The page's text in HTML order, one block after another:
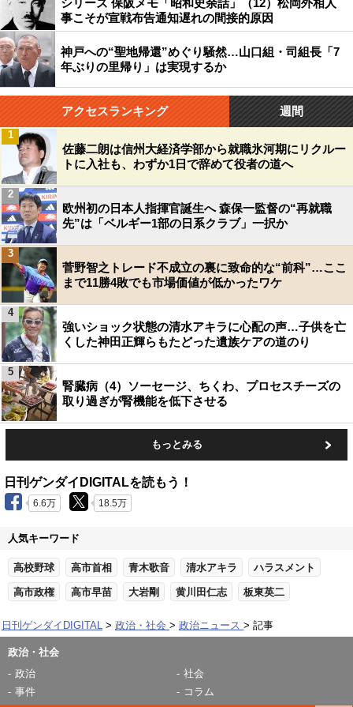
シリーズ 保阪メモ「昭和史余話」（12）松岡外相人
事こそが宣戦布告通知遅れの間接的原因
神戸への“聖地帰還”めぐり騒然…山口組・司組長「7
年ぶりの里帰り」は実現するか
アクセスランキング 週間
佐藤二朗は信州大経済学部から就職氷河期にリクルー
トに入社も、わずか1日で辞めて役者の道へ
1
欧州初の日本人指揮官誕生へ 森保一監督の“再就職
先”は「ベルギー1部の日系クラブ」一択か
2
菅野智之トレード不成立の裏に致命的な“前科”…ここ
まで11勝4敗でも市場価値が低かったワケ
3
強いショック状態の清水アキラに心配の声…子供を亡
くした神田正輝らもたどった遺族ケアの道のり
4
腎臓病（4）ソーセージ、ちくわ、プロセスチーズの
取り過ぎが腎機能を低下させる
5
もっとみる
日刊ゲンダイDIGITALを読もう！
6.6万 18.5万
人気キーワード
高校野球 高市首相 青木歌音 清水アキラ ハラスメント
高市政権 高市早苗 大岩剛 黄川田仁志 板東英二
日刊ゲンダイDIGITAL 政治・社会 政治ニュース 記事
政治・社会
政治
社会
事件
コラム